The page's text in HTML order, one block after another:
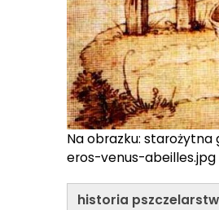
Na obrazku: starożytna
eros-venus-abeilles.jpg
historia